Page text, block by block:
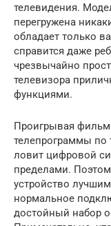
телевидения.
перегружена
обладает только
справится даже
чрезвычайно
телевизора
функциями.
Проигрывая
телепрограммы по
ловит цифровой
пределами.
устройство
нормальное
достойный набор